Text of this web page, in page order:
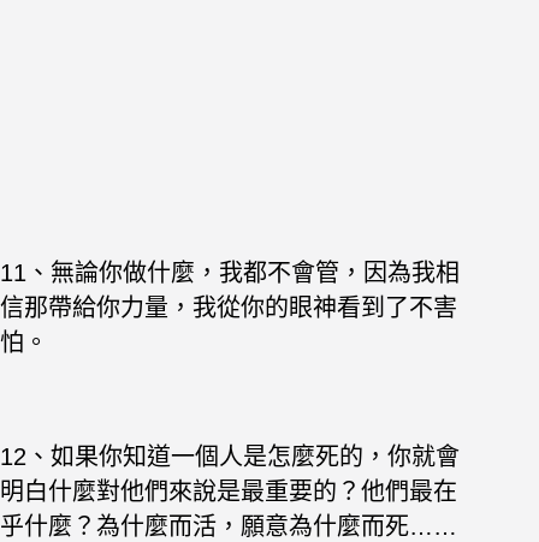
11、無論你做什麼，我都不會管，因為我相
信那帶給你力量，我從你的眼神看到了不害
怕。
12、如果你知道一個人是怎麼死的，你就會
明白什麼對他們來說是最重要的？他們最在
乎什麼？為什麼而活，願意為什麼而死……